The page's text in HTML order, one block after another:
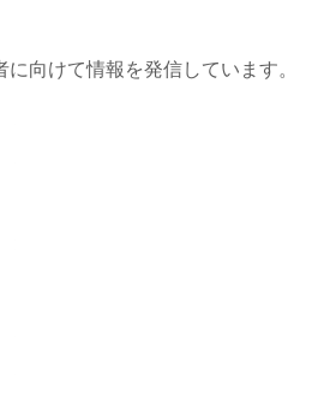
向けて情報を発信しています。